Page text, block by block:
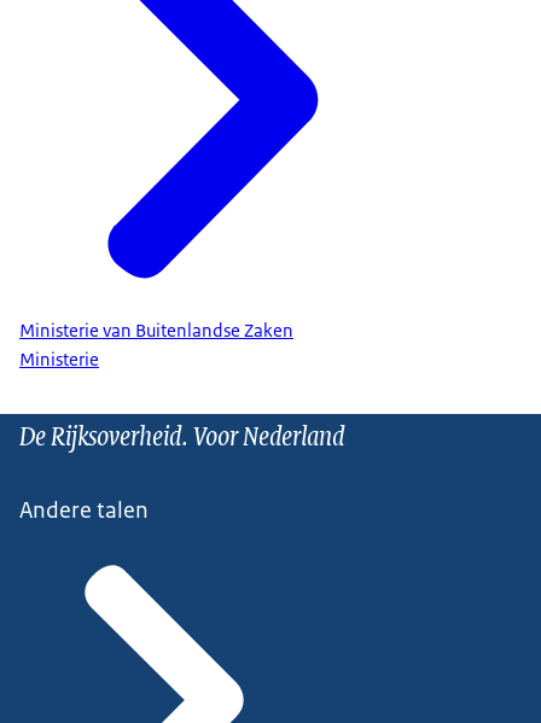
Ministerie van Buitenlandse Zaken
Ministerie
De Rijksoverheid. Voor Nederland
Andere talen